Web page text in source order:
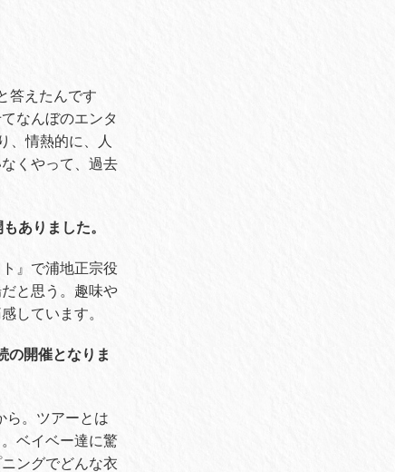
答えたんです
なんぼのエンタ
、情熱的に、人
くやって、過去
ありました。
』で浦地正宗役
と思う。趣味や
しています。
の開催となりま
ら。ツアーとは
ベイベー達に驚
ングでどんな衣